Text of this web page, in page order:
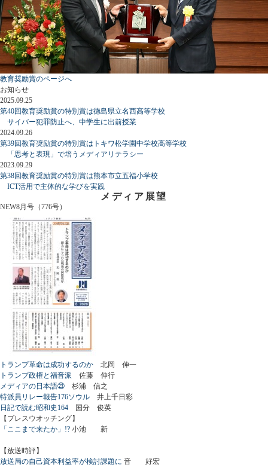
教育奨励賞のページへ
お知らせ
2025.09.25
第40回教育奨励賞の特別賞は徳島県立名西高等学校
サイバー犯罪防止へ、中学生に出前授業
2024.09.26
第39回教育奨励賞の特別賞はトキワ松学園中学校高等学校
「思考と表現」で培うメディアリテラシー
2023.09.29
第38回教育奨励賞の特別賞は熊本市立五福小学校
ICT活用で主体的な学びを実践
メディア展望
NEW8月号（776号）
トランプ革命は成功するのか 北岡 伸一
トランプ政権と福音派 佐藤 伸行
メディアの日本語㉓ 杉浦 信之
特派員リレー報告176ソウル 井上千日彩
日記で読む昭和史164 国分 俊英
【プレスウオッチング】
「ここまで来たか」!? 小池 新
【放送時評】
放送局の自己資本利益率が検討課題に 音 好宏